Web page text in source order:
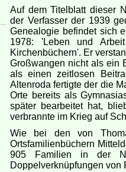
Auf dem Titelblatt dieser
der Verfasser der 1939
Genealogie befindet sich
1978: 'Leben und
Kirchenbüchern'. Er
Großwangen nicht als ein
als einen zeitlosen
Altenroda fertigte der die
Orte bereits als
später bearbeitet hat,
verbrannte im Krieg auf
Wie bei den von
Ortsfamilienbüchern
905 Familien in der
Doppelverknüpfungen von